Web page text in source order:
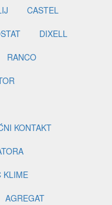
CASTEL
DIXELL
RANCO
KONTAKT
KLIME
AGREGAT